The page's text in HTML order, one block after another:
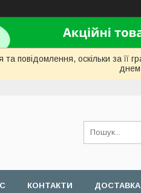
повідомлення, оскільки за
КОНТАКТИ